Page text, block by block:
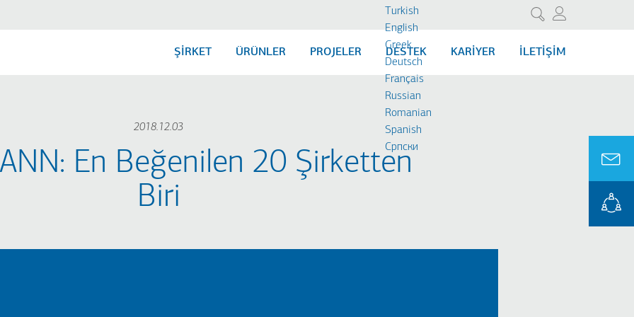
Ara
Turkish
English
Greek
Deutsch
Français
Russian
Romanian
Spanish
Cрпски
ŞİRKET ÜRÜNLER PROJELER DESTEK KARIYER İLETIŞIM
2018.12.03
En Beğenilen 20 Şirketten
Biri